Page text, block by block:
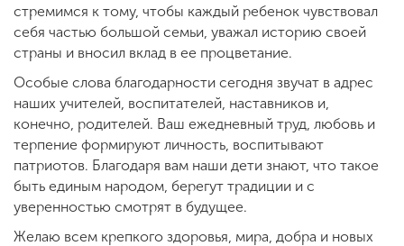
стремимся к тому, чтобы каждый ребенок чувствовал
себя частью большой семьи, уважал историю своей
страны и вносил вклад в ее процветание.
Особые слова благодарности сегодня звучат в адрес
наших учителей, воспитателей, наставников и,
конечно, родителей. Ваш ежедневный труд, любовь и
терпение формируют личность, воспитывают
патриотов. Благодаря вам наши дети знают, что такое
быть единым народом, берегут традиции и с
уверенностью смотрят в будущее.
Желаю всем крепкого здоровья, мира, добра и новых